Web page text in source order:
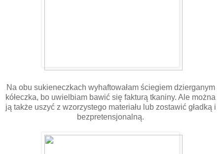
Na obu sukieneczkach wyhaftowałam ściegiem dzierganym
kółeczka, bo uwielbiam bawić się fakturą tkaniny. Ale można
ją także uszyć z wzorzystego materiału lub zostawić gładką i
bezpretensjonalną.